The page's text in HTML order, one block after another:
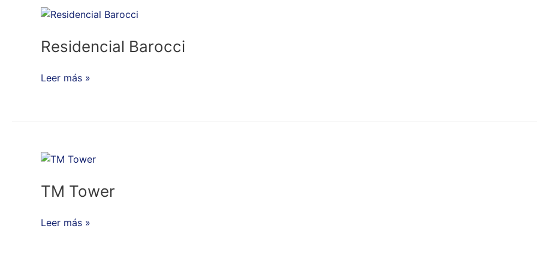
Residencial Barocci
Residencial
Leer más »
TM Tower
TM
Leer más »